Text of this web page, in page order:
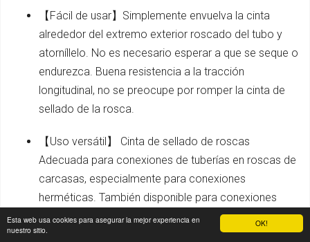
OK!
Esta web usa cookies para asegurar la mejor experiencia en
nuestro sitio.
【Fácil de usar】Simplemente envuelva la cinta
alrededor del extremo exterior roscado del tubo y
atorníllelo. No es necesario esperar a que se seque o
endurezca. Buena resistencia a la tracción
longitudinal, no se preocupe por romper la cinta de
sellado de la rosca.
【Uso versátil】 Cinta de sellado de roscas
Adecuada para conexiones de tuberías en roscas de
carcasas, especialmente para conexiones
herméticas. También disponible para conexiones
herméticas al gas. Por ejemplo, cabezales de ducha,
grifos, tuberías de gas.